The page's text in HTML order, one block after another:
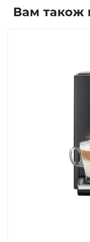
Вам також